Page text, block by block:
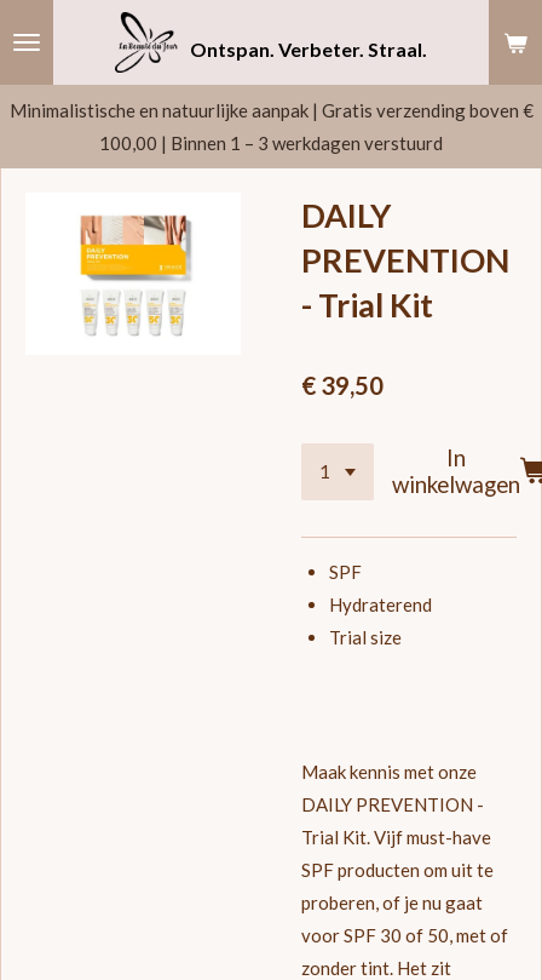
Ontspan. Verbeter. Straal.
Minimalistische en natuurlijke aanpak | Gratis verzending boven €
100,00 | Binnen 1 – 3 werkdagen verstuurd
DAILY
PREVENTION
- Trial Kit
€ 39,50
In
winkelwagen
SPF
Hydraterend
Trial size
Maak kennis met onze
DAILY PREVENTION -
Trial Kit. Vijf must-have
SPF producten om uit te
proberen, of je nu gaat
voor SPF 30 of 50, met of
zonder tint. Het zit